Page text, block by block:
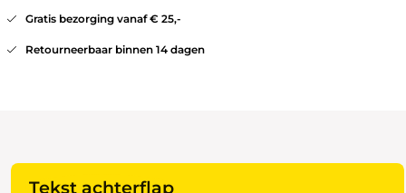
Gratis bezorging vanaf € 25,-
Retourneerbaar binnen 14 dagen
Tekst achterflap